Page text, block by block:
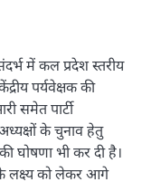
में कल प्रदेश स्तरीय
पर्यवेक्षक की
समेत पार्टी
अध्यक्षों के चुनाव हेतु
घोषणा भी कर दी है।
लक्ष्य को लेकर आगे